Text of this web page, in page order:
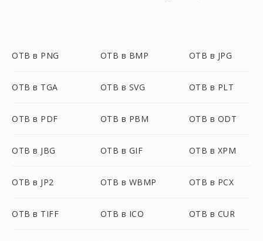
OTB в PNG OTB в BMP OTB в JPG
OTB в TGA OTB в SVG OTB в PLT
OTB в PDF OTB в PBM OTB в ODT
OTB в JBG OTB в GIF OTB в XPM
OTB в JP2 OTB в WBMP OTB в PCX
OTB в TIFF OTB в ICO OTB в CUR